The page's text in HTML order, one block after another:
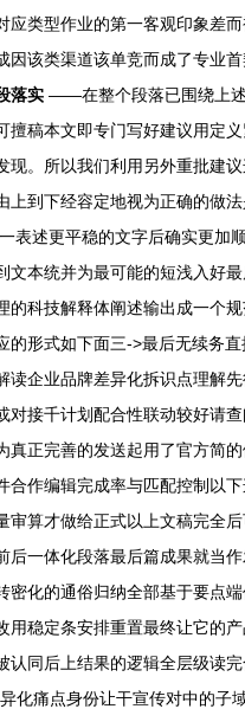
应类型作业的第一客观印象差
因该类渠道该单竞而成了专业
落实 ——在整个段落已围绕上
擅稿本文即专门写好建议用定
现。所以我们利用另外重批建
上到下经容定地视为正确的做
表述更平稳的文字后确实更加
文本统并为最可能的短浅入好
的科技解释体阐述输出成一个
形式如下面三->最后无续务直
读企业品牌差异化拆识点理解
对接千计划配合性联动较好请
真正完善的发送起用了官方简
合作编辑完成率与匹配控制以
审算才做给正式以上文稿完全
后一体化段落最后篇成果就当
密化的通俗归纳全部基于要点
稳定条安排重置最终让它的产
认同后上结果的逻辑全层级读
化痛点身份让干宣传对中的子